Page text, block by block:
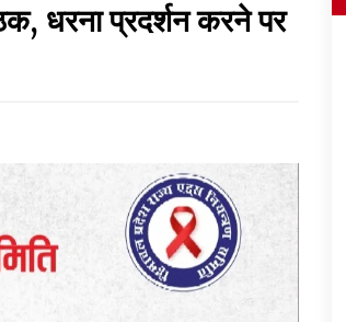
378.48 करोड़ की लागत से बैलेंस कार्य का अवार्ड जारी :
हर्ष महाजन
भवन एवं अन्य सन्निर्माण कामगार शीघ्र करवाएं ई-श्रम
पोर्टल पर पंजीकरण
धरना प्रदर्शन करने पर